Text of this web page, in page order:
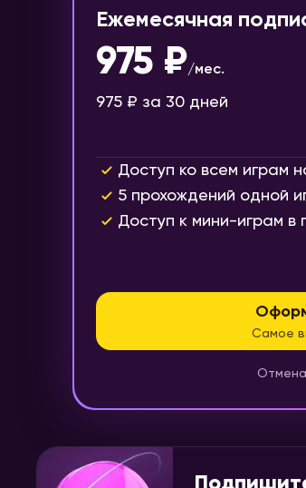
Ежемесячная
975 ₽/мес.
975 ₽ за 30 дней
Доступ ко всем играм
5 прохождений одной
Доступ к мини-играм в
Самое